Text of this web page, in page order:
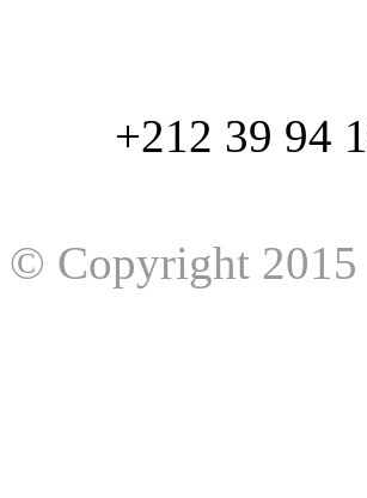
هاتف : 90/88 32 94 39 212+ فاكس : 11 19 94 39 212+
© Copyright 2015